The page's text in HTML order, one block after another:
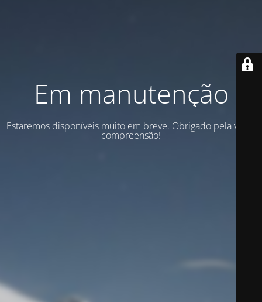
Em manutenção
Estaremos disponíveis muito em breve. Obrigado pela vossa
compreensão!